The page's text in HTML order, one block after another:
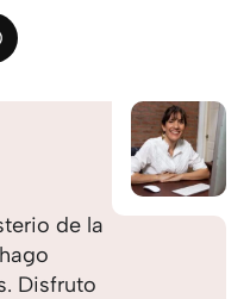
de la
Disfruto